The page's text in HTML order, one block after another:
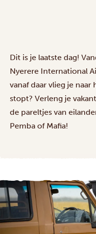
Dit is je laatste dag!
Nyerere International
vanaf daar vlieg je
stopt? Verleng je
de pareltjes van
Pemba of Mafia!